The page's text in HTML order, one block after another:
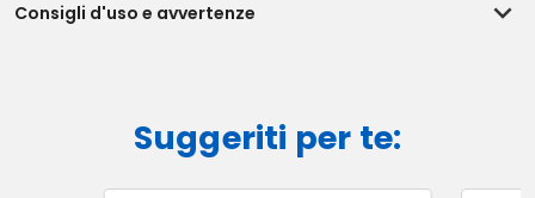
Consigli d'uso e avvertenze
Suggeriti per te: